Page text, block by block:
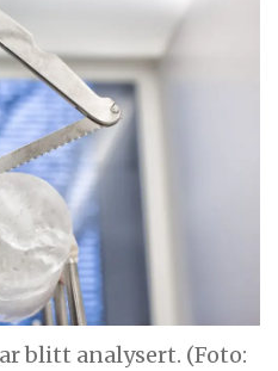
blitt analysert. (Foto: